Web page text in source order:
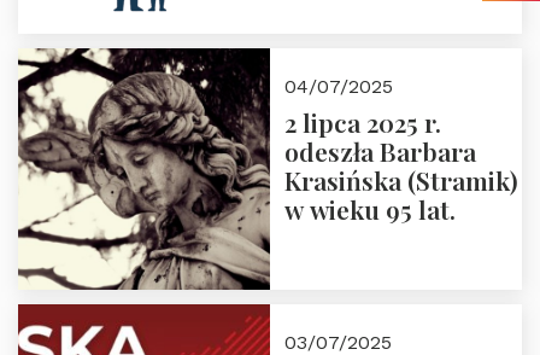
Nowego
Ćwierćwiecza”
04/07/2025
2 lipca 2025 r.
odeszła Barbara
Krasińska (Stramik)
w wieku 95 lat.
03/07/2025